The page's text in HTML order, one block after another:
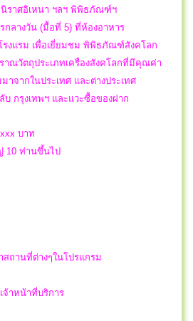
นิราศอิเหนา ฯลฯ พิพิธภัณฑ์ฯ
กลางวัน (มื้อที่ 5) ที่ห้องอาหาร
รงแรม เพื่อเยี่ยมชม พิพิธภัณฑ์สังคโลก
าณวัตถุประเภทเครื่องสังคโลกที่มีคุณค่า
าจากในประเทศ และต่างประเทศ
บ กรุงเทพฯ และแวะซื้อของฝาก
บาท
10 ท่านขึ้นไป
สถานที่ต่างๆในโปรแกรม
จ้าหน้าที่บริการ